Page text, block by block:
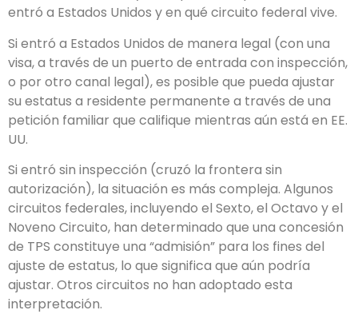
entró a Estados Unidos y en qué circuito federal vive.
Si entró a Estados Unidos de manera legal (con una
visa, a través de un puerto de entrada con inspección,
o por otro canal legal), es posible que pueda ajustar
su estatus a residente permanente a través de una
petición familiar que califique mientras aún está en EE.
UU.
Si entró sin inspección (cruzó la frontera sin
autorización), la situación es más compleja. Algunos
circuitos federales, incluyendo el Sexto, el Octavo y el
Noveno Circuito, han determinado que una concesión
de TPS constituye una “admisión” para los fines del
ajuste de estatus, lo que significa que aún podría
ajustar. Otros circuitos no han adoptado esta
interpretación.